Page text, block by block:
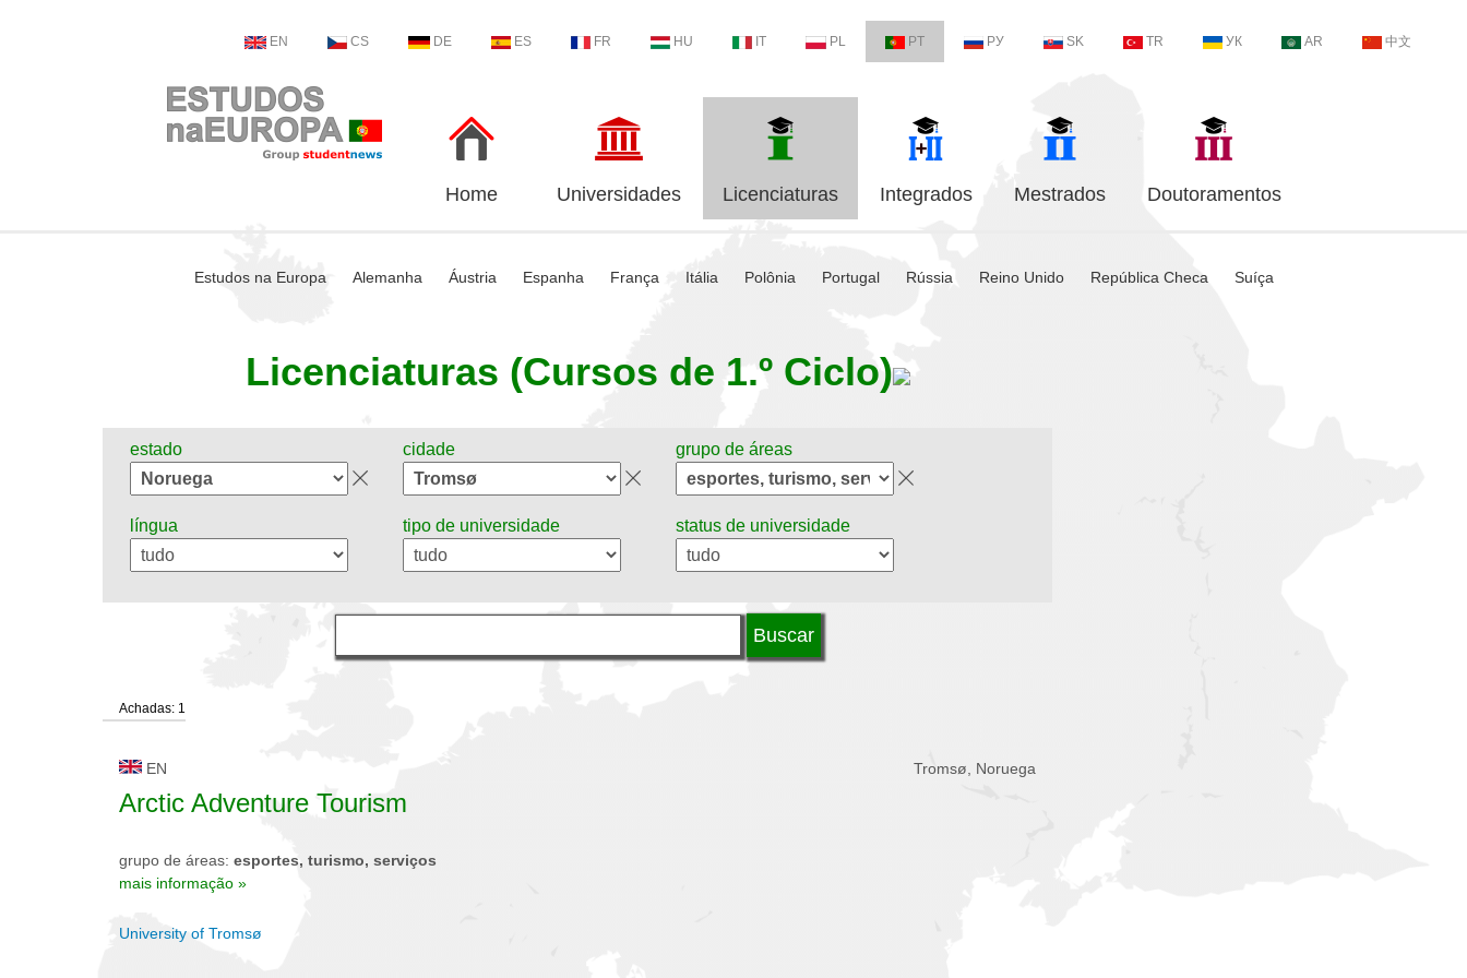
EN CS DE ES FR HU IT PL PT РУ SK TR УК AR 中文
Home Universidades Licenciaturas Integrados Mestrados Doutoramentos
Estudos na Europa Alemanha Áustria Espanha França Itália Polônia Portugal Rússia Reino Unido República Checa Suíça
Licenciaturas (Cursos de 1.º Ciclo)
estado cidade grupo de áreas
língua tipo de universidade status de universidade
Achadas: 1
EN Tromsø, Noruega
Arctic Adventure Tourism
grupo de áreas: esportes, turismo, serviços
mais informação »
University of Tromsø